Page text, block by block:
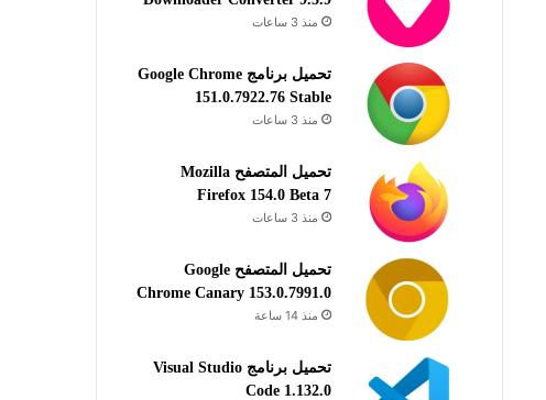
منذ 3 ساعات
تحميل برنامج Google Chrome
151.0.7922.76 Stable
منذ 3 ساعات
تحميل المتصفح Mozilla
Firefox 154.0 Beta 7
منذ 3 ساعات
تحميل المتصفح Google
Chrome Canary 153.0.7991.0
منذ 14 ساعة
تحميل برنامج Visual Studio
Code 1.132.0